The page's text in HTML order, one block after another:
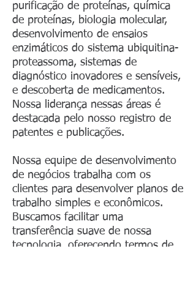
purificação de proteínas, química
de proteínas, biologia molecular,
desenvolvimento de ensaios
enzimáticos do sistema ubiquitina-
proteassoma, sistemas de
diagnóstico inovadores e sensíveis,
e descoberta de medicamentos.
Nossa liderança nessas áreas é
destacada pelo nosso registro de
patentes e publicações.
Nossa equipe de desenvolvimento
de negócios trabalha com os
clientes para desenvolver planos de
trabalho simples e econômicos.
Buscamos facilitar uma
transferência suave de nossa
tecnologia, oferecendo termos de